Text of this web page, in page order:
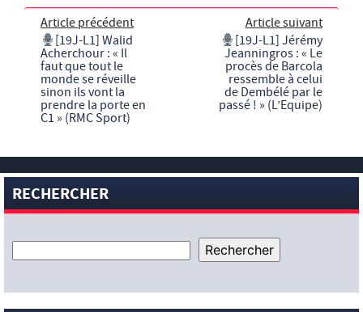
Article précédent
[19J-L1] Walid
Acherchour : « Il
faut que tout le
monde se réveille
sinon ils vont la
prendre la porte en
C1 » (RMC Sport)
Article suivant
[19J-L1] Jérémy
Jeanningros : « Le
procès de Barcola
ressemble à celui
de Dembélé par le
passé ! » (L’Equipe)
RECHERCHER